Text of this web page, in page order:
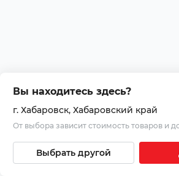
Вы находитесь здесь?
г. Хабаровск, Хабаровский край
От выбора зависит стоимость товаров и
Выбрать другой